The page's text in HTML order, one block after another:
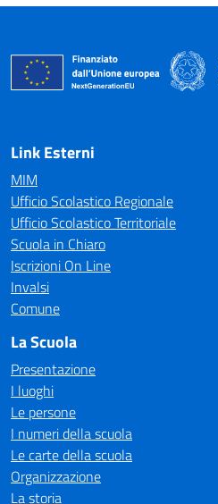
Link Esterni
MIM
Ufficio Scolastico Regionale
Ufficio Scolastico Territoriale
Scuola in Chiaro
Iscrizioni On Line
Invalsi
Comune
La Scuola
Presentazione
I luoghi
Le persone
I numeri della scuola
Le carte della scuola
Organizzazione
La storia